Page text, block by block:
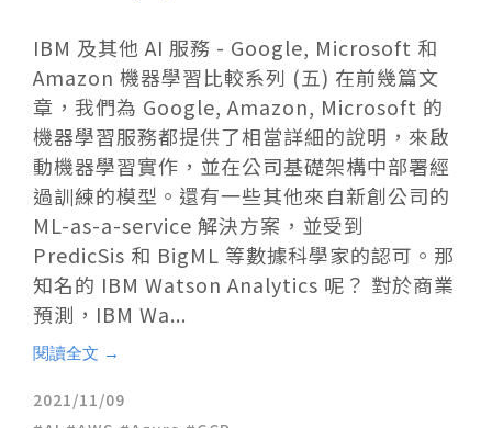
IBM 及其他 AI 服務 - Google, Microsoft 和
Amazon 機器學習比較系列 (五) 在前幾篇文
章，我們為 Google, Amazon, Microsoft 的
機器學習服務都提供了相當詳細的說明，來啟
動機器學習實作，並在公司基礎架構中部署經
過訓練的模型。還有一些其他來自新創公司的
ML-as-a-service 解決方案，並受到
PredicSis 和 BigML 等數據科學家的認可。那
知名的 IBM Watson Analytics 呢？ 對於商業
預測，IBM Wa...
閱讀全文 →
2021/11/09